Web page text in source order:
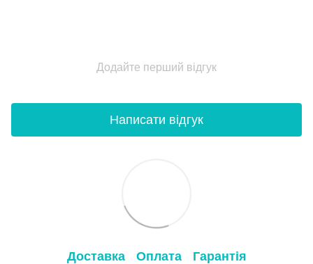
Додайте перший відгук
Написати відгук
Доставка Оплата Гарантія